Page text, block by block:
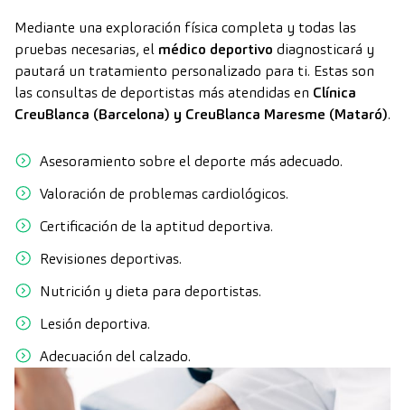
Mediante una exploración física completa y todas las
pruebas necesarias, el médico deportivo diagnosticará y
pautará un tratamiento personalizado para ti. Estas son
las consultas de deportistas más atendidas en Clínica
CreuBlanca (Barcelona) y CreuBlanca Maresme (Mataró).
Asesoramiento sobre el deporte más adecuado.
Valoración de problemas cardiológicos.
Certificación de la aptitud deportiva.
Revisiones deportivas.
Nutrición y dieta para deportistas.
Lesión deportiva.
Adecuación del calzado.